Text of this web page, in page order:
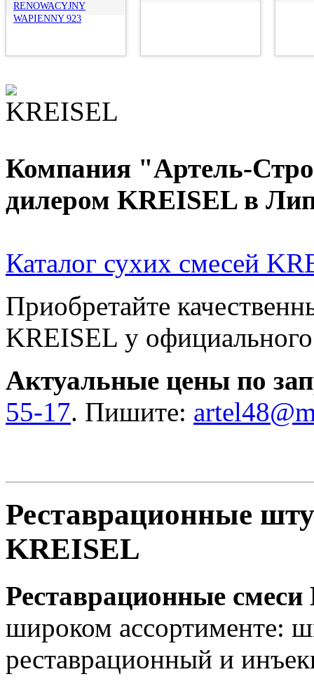
RENOWACYJNY
WAPIENNY 923
Компания "Артель-
дилером KREISEL в
Каталог сухих смесей
Приобретайте
KREISEL у
Актуальные цены по
55-17. Пишите:
Реставрационные
KREISEL
Реставрационные
широком ассортименте:
реставрационный и